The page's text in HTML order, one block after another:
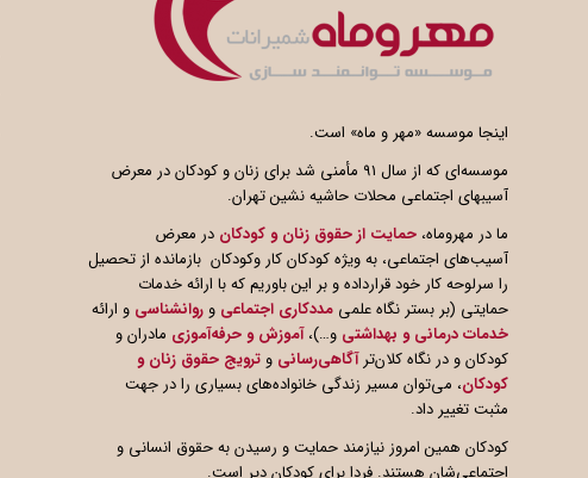
اینجا موسسه «مهر و ماه» است.
موسسه‌ای که از سال ۹۱ مأمنی شد برای زنان و کودکان در معرض
آسیبهای اجتماعی محلات حاشیه نشین تهران.
ما در مهروماه، حمایت از حقوق زنان و کودکان در معرض
آسیب‌های اجتماعی، به ویژه کودکان کار وکودکان بازمانده از تحصیل
را سرلوحه کار خود قرارداده و بر این باوریم که با ارائه خدمات
حمایتی (بر بستر نگاه علمی مددکاری اجتماعی و روانشناسی و ارائه
خدمات درمانی و بهداشتی و…)،آموزش و حرفه‌آموزی مادران و
کودکان و در نگاه کلان‌ترآگاهیرسانی و ترویج حقوق زنان و
کودکان، می‌توان مسیر زندگی خانواده‌های بسیاری را در جهت
مثبت تغییر داد.
کودکان همین امروز نیازمند حمایت و رسیدن به حقوق انسانی و
اجتماعی‌شان هستند. فردا برای کودکان دیر است.